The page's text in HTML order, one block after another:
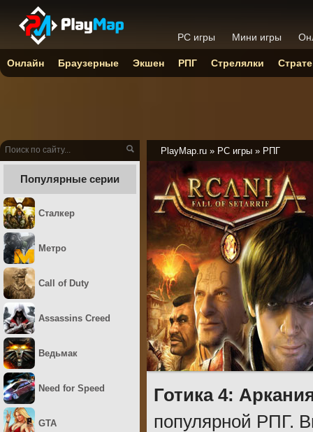
PlayMap.ru » PC игры » РПГ
Готика 4:
популярной РПГ.
Популярные серии
Сталкер
Метро
Call of Duty
Assassins Creed
Ведьмак
Need for Speed
GTA
PC игры Мини игры
Онлайн Браузерные Экшен РПГ Стрелялки